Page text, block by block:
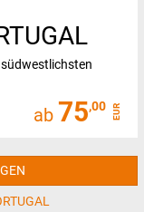
ab 75,00 EUR